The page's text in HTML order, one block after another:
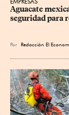
Aguacate
seguridad para
Por Redacción El